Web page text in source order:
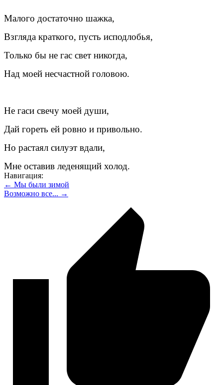
Малого достаточно шажка,
Взгляда краткого, пусть исподлобья,
Только бы не гас свет никогда,
Над моей несчастной головою.
Не гаси свечу моей души,
Дай гореть ей ровно и привольно.
Но растаял силуэт вдали,
Мне оставив леденящий холод.
Навигация:
← Мы были зимой
Возможно все... →